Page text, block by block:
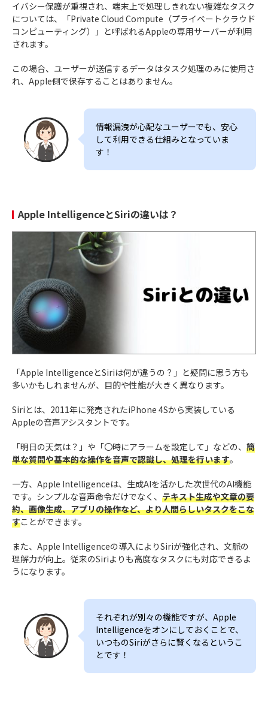
イバシー保護が重視され、端末上で処理しきれない複雑なタスク
については、「Private Cloud Compute（プライベートクラウド
コンピューティング）」と呼ばれるAppleの専用サーバーが利用
されます。
この場合、ユーザーが送信するデータはタスク処理のみに使用さ
れ、Apple側で保存することはありません。
情報漏洩が心配なユーザーでも、安心
して利用できる仕組みとなっていま
す！
Apple IntelligenceとSiriの違いは？
「Apple IntelligenceとSiriは何が違うの？」と疑問に思う方も
多いかもしれませんが、目的や性能が大きく異なります。
Siriとは、2011年に発売されたiPhone 4Sから実装している
Appleの音声アシスタントです。
「明日の天気は？」や「〇時にアラームを設定して」などの、 簡
単な質問や基本的な操作を音声で認識し、処理を行います。
一方、Apple Intelligenceは、生成AIを活かした次世代のAI機能
です。シンプルな音声命令だけでなく、 テキスト生成や文章の要
約、画像生成、アプリの操作など、より人間らしいタスクをこな
すことができます。
また、Apple Intelligenceの導入によりSiriが強化され、文脈の
理解力が向上。従来のSiriよりも高度なタスクにも対応できるよ
うになります。
それぞれが別々の機能ですが、Apple
Intelligenceをオンにしておくことで、
いつものSiriがさらに賢くなるというこ
とです！